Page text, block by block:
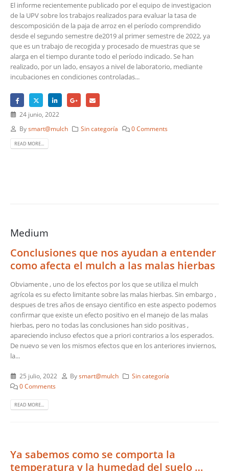
El informe recientemente publicado por el equipo de investigacion
de la UPV sobre los trabajos realizados para evaluar la tasa de
descomposición de la paja de arroz en el período comprendido
desde el segundo semestre de2019 al primer semestre de 2022, ya
que es un trabajo de recogida y procesado de muestras que se
alarga en el tiempo durante todo el período indicado. Se han
realizado, por un lado, ensayos a nivel de laboratorio, mediante
incubaciones en condiciones controladas...
24 junio, 2022
Bysmart@mulch Sin categoría 0 Comments
READ MORE...
Medium
Conclusiones que nos ayudan a entender
como afecta el mulch a las malas hierbas
Obviamente , uno de los efectos por los que se utiliza el mulch
agrícola es su efecto limitante sobre las malas hierbas. Sin embargo ,
despues de tres años de ensayo cientifico en este aspecto podemos
confirmar que existe un efecto positivo en el manejo de las malas
hierbas, pero no todas las conclusiones han sido positivas ,
apareciendo incluso efectos que a priori contrarios a los esperados.
De nuevo se ven los mismos efectos que en los anteriores inviernos,
la...
25 julio, 2022 Bysmart@mulch
Sin categoría
0 Comments
READ MORE...
Ya sabemos como se comporta la
temperatura y la humedad del suelo …